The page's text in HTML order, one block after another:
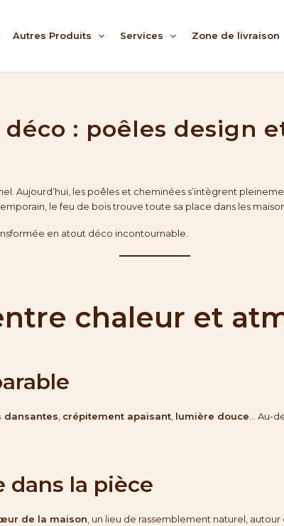
Autres Produits Services Zone de livraison
: poêles design
Aujourd’hui, les poêles et cheminées s’intègrent
le feu de bois trouve toute sa place dans les
en atout déco incontournable.
chaleur et
dansantes, crépitement apaisant, lumière douce… Au-
dans la pièce
de la maison, un lieu de rassemblement naturel,